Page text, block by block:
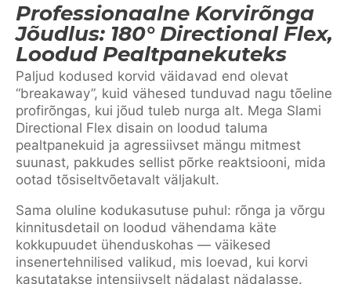
Professionaalne Korvirõnga
Jõudlus: 180° Directional Flex,
Loodud Pealtpanekuteks
Paljud kodused korvid väidavad end olevat
“breakaway”, kuid vähesed tunduvad nagu tõeline
profirõngas, kui jõud tuleb nurga alt. Mega Slami
Directional Flex disain on loodud taluma
pealtpanekuid ja agressiivset mängu mitmest
suunast, pakkudes sellist põrke reaktsiooni, mida
ootad tõsiseltvõetavalt väljakult.
Sama oluline kodukasutuse puhul: rõnga ja võrgu
kinnitusdetail on loodud vähendama käte
kokkupuudet ühenduskohas — väikesed
insenertehnilised valikud, mis loevad, kui korvi
kasutatakse intensiivselt nädalast nädalasse.